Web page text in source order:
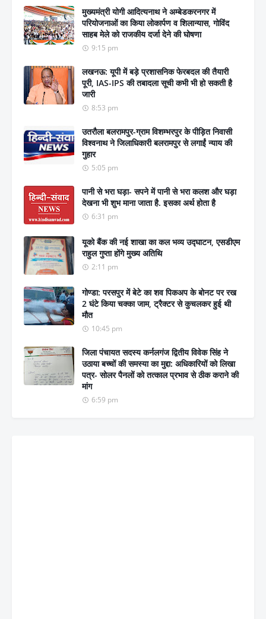
मुख्यमंत्री योगी आदित्यनाथ ने अम्बेडकरनगर में
परियोजनाओं का किया लोकार्पण व शिलान्यास, गोविंद
साहब मेले को राजकीय दर्जा देने की घोषणा
9:15 pm
लखनऊ: यूपी में बड़े प्रशासनिक फेरबदल की तैयारी
पूरी, IAS-IPS की तबादला सूची कभी भी हो सकती है
जारी
8:53 pm
उतरौला बलरामपुर-ग्राम विशम्भरपुर के पीड़ित निवासी
विश्वनाथ ने जिलाधिकारी बलरामपुर से लगाईं न्याय की
गुहार
5:05 pm
पानी से भरा घड़ा- सपने में पानी से भरा कलश और घड़ा
देखना भी शुभ माना जाता है. इसका अर्थ होता है
6:31 pm
यूको बैंक की नई शाखा का कल भव्य उद्घाटन, एसडीएम
राहुल गुप्ता होंगे मुख्य अतिथि
2:11 pm
गोण्डा: परसपुर में बेटे का शव पिकअप के बोनट पर रख
2 घंटे किया चक्का जाम, ट्रैक्टर से कुचलकर हुई थी
मौत
10:45 pm
जिला पंचायत सदस्य कर्नलगंज द्वितीय विवेक सिंह ने
उठाया बच्चों की समस्या का मुद्दा: अधिकारियों को लिखा
पत्र- सोलर पैनलों को तत्काल प्रभाव से ठीक कराने की
मांग
6:59 pm